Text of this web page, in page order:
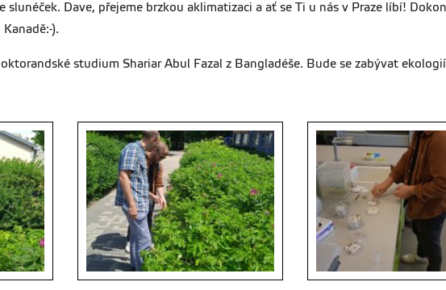
Dave, přejeme brzkou aklimatizaci a ať se Ti u nás v Praze líbí!
).
studium Shariar Abul Fazal z Bangladéše. Bude se zabývat